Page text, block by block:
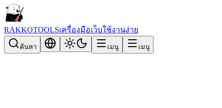
RAKKOTOOLSเครื่องมือเว็บใช้งานง่าย
ค้นหา เมนู เมนู